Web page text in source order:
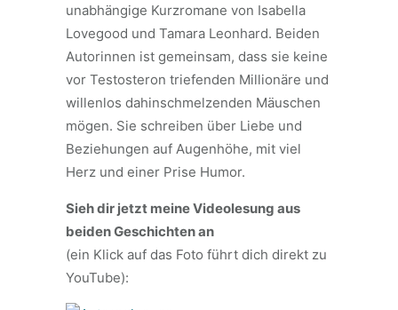
unabhängige Kurzromane von Isabella
Lovegood und Tamara Leonhard. Beiden
Autorinnen ist gemeinsam, dass sie keine
vor Testosteron triefenden Millionäre und
willenlos dahinschmelzenden Mäuschen
mögen. Sie schreiben über Liebe und
Beziehungen auf Augenhöhe, mit viel
Herz und einer Prise Humor.
Sieh dir jetzt meine Videolesung aus
beiden Geschichten an
(ein Klick auf das Foto führt dich direkt zu
YouTube):